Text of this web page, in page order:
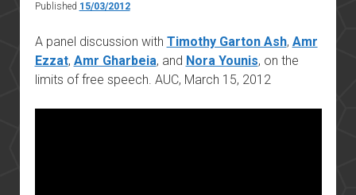
Published 15/03/2012
A panel discussion with Timothy Garton Ash, Amr
Ezzat, Amr Gharbeia, and Nora Younis, on the
limits of free speech. AUC, March 15, 2012